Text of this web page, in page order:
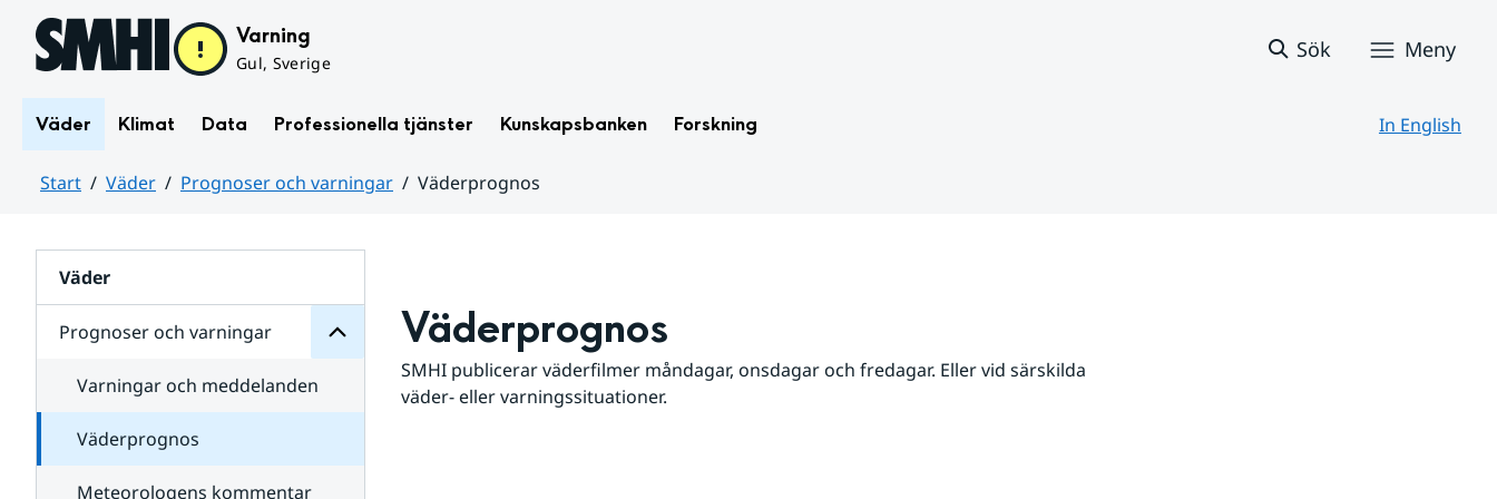
Hoppa till sidans innehåll Varning
Gul, Sverige
Sök Meny
Väder Klimat Data Professionella tjänster Kunskapsbanken Forskning In English
Start Väder Prognoser och varningar
Väderprognos
Väder
Prognoser och varningar
för
varningar
Varningar och meddelanden
Väderprognos
Meteorologens kommentar
Väderprognos
SMHI publicerar väderfilmer måndagar, onsdagar och fredagar. Eller vid särskilda
väder- eller varningssituationer.